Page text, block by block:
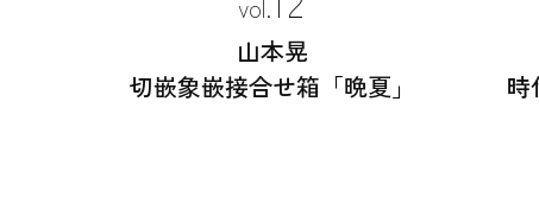
山本晃
切嵌象嵌接合せ箱「晩夏」